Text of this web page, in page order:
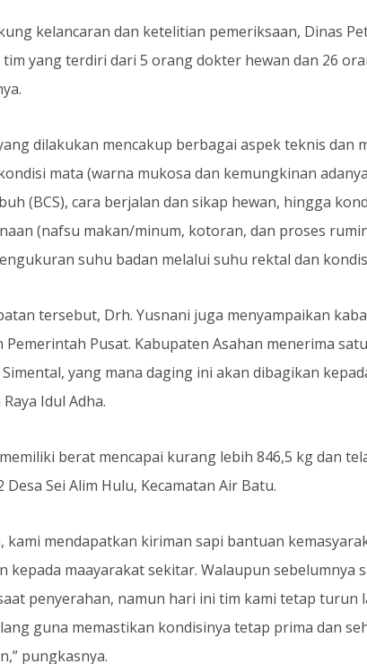
kelancaran dan ketelitian pemeriksaan, Dinas
yang terdiri dari 5 orang dokter hewan dan 26
dilakukan mencakup berbagai aspek teknis dan
mata (warna mukosa dan kemungkinan
(BCS), cara berjalan dan sikap hewan, hingga
(nafsu makan/minum, kotoran, dan proses
suhu badan melalui suhu rektal dan
tersebut, Drh. Yusnani juga menyampaikan
Pusat. Kabupaten Asahan menerima
yang mana daging ini akan dibagikan
Idul Adha.
berat mencapai kurang lebih 846,5 kg dan
Desa Sei Alim Hulu, Kecamatan Air Batu.
kami mendapatkan kiriman sapi bantuan
kepada maayarakat sekitar. Walaupun sebelumnya
penyerahan, namun hari ini tim kami tetap turun
guna memastikan kondisinya tetap prima dan
pungkasnya.